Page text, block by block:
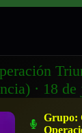
· 18
Grupo: